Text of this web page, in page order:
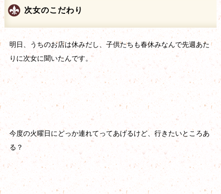
次女のこだわり
明日、うちのお店は休みだし、子供たちも春休みなんで先週あた
りに次女に聞いたんです。
今度の火曜日にどっか連れてってあげるけど、行きたいところあ
る？